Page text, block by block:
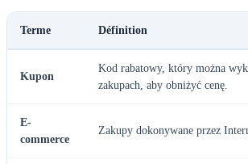
Terme Définition
Kupon
Kod rabatowy, który można
zakupach, aby obniżyć cenę.
E-
commerce
Zakupy dokonywane przez